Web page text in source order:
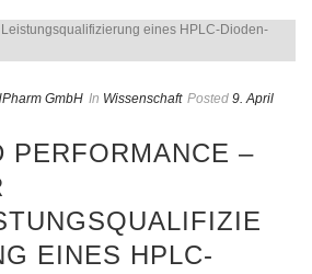
GmbH In Wissenschaft Posted 9. April
PERFORMANCE –
EINES HPLC-